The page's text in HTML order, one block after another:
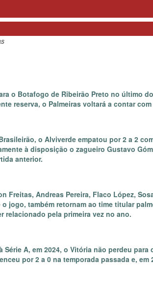
o Botafogo de Ribeirão Preto no último
reserva, o Palmeiras voltará a contar
o Alviverde empatou por 2 a 2
à disposição o zagueiro Gustavo
anterior.
Freitas, Andreas Pereira, Flaco López,
jogo, também retornam ao time titular
relacionado pela primeira vez no ano.
Série A, em 2024, o Vitória não perdeu
por 2 a 0 na temporada passada e,